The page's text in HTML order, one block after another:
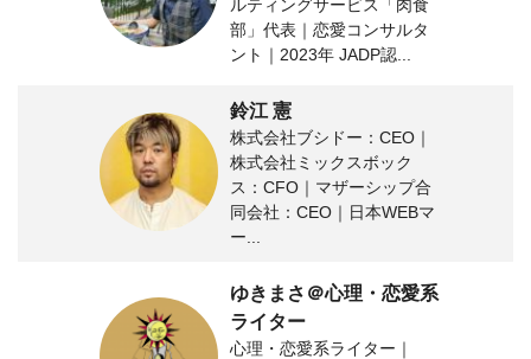
ルティングサービス「肉食
部」代表｜恋愛コンサルタ
ント｜2023年 JADP認...
鈴江 憲
株式会社ブシドー：CEO｜
株式会社ミックスボック
ス：CFO｜マザーシップ合
同会社：CEO｜日本WEBマ
ー...
ゆきまさ＠心理・恋愛系
ライター
心理・恋愛系ライター｜